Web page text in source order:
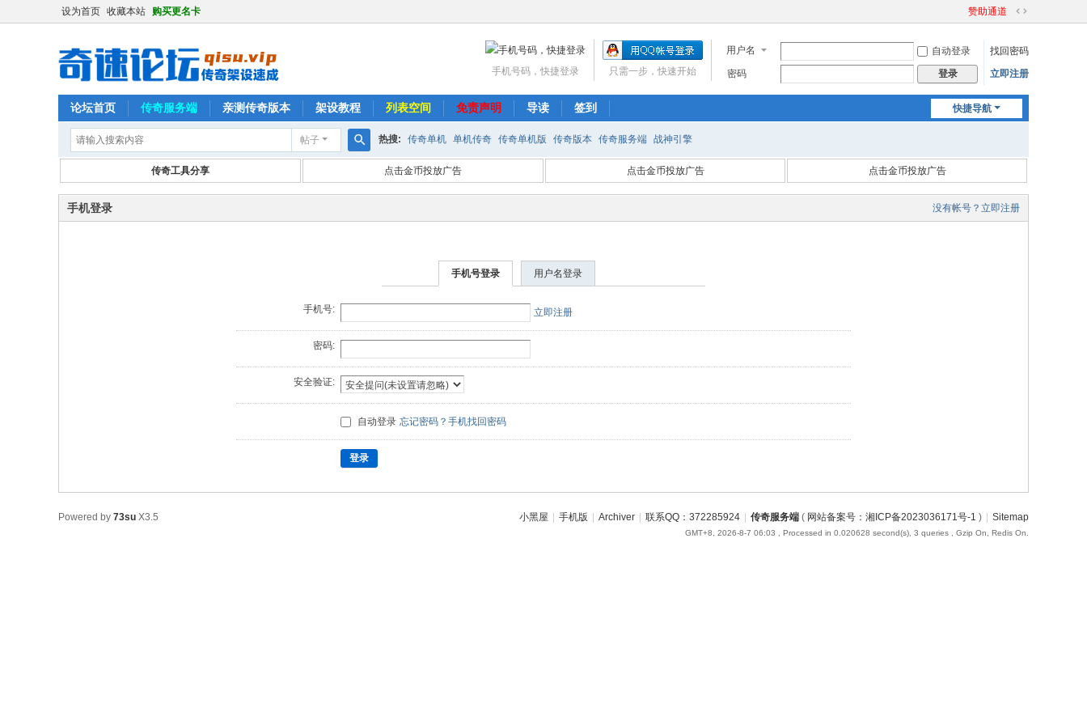
设为首页 收藏本站 购买更名卡 赞助通道
切
到
宽
用户名 自动登录
找回密码
密码
登录 立即注册
只需一步，快速开始
手机号码，快捷登录
快捷导航
论坛首页 传奇服务端 亲测传奇版本 架设教程 列表空间 免责声明 导读 签到
帖子
搜
索
热搜: 传奇单机 单机传奇 传奇单机版 传奇版本 传奇服务端 战神引擎
传奇工具分享 点击金币投放广告 点击金币投放广告 点击金币投放广告
没有帐号？立即注册
手机登录
手机号登录 用户名登录
手机号: 立即注册
密码:
安全验证:
自动登录 忘记密码？手机找回密码
登录
小黑屋 手机版 Archiver 联系QQ：372285924 传奇服务端 ( 网站备案号：湘ICP备2023036171号-1 ) Sitemap
GMT+8, 2026-8-7 06:03 , Processed in 0.020628 second(s), 3 queries , Gzip On, Redis On.
Powered by 73su X3.5